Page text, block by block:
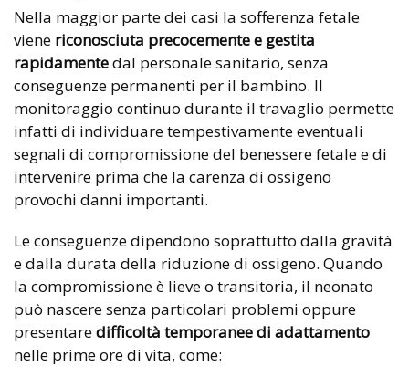
Nella maggior parte dei casi la sofferenza fetale
viene riconosciuta precocemente e gestita
rapidamentedal personale sanitario, senza
conseguenze permanenti per il bambino. Il
monitoraggio continuo durante il travaglio permette
infatti di individuare tempestivamente eventuali
segnali di compromissione del benessere fetale e di
intervenire prima che la carenza di ossigeno
provochi danni importanti.
Le conseguenze dipendono soprattutto dalla gravità
e dalla durata della riduzione di ossigeno. Quando
la compromissione è lieve o transitoria, il neonato
può nascere senza particolari problemi oppure
presentaredifficoltà temporanee di adattamento
nelle prime ore di vita, come: